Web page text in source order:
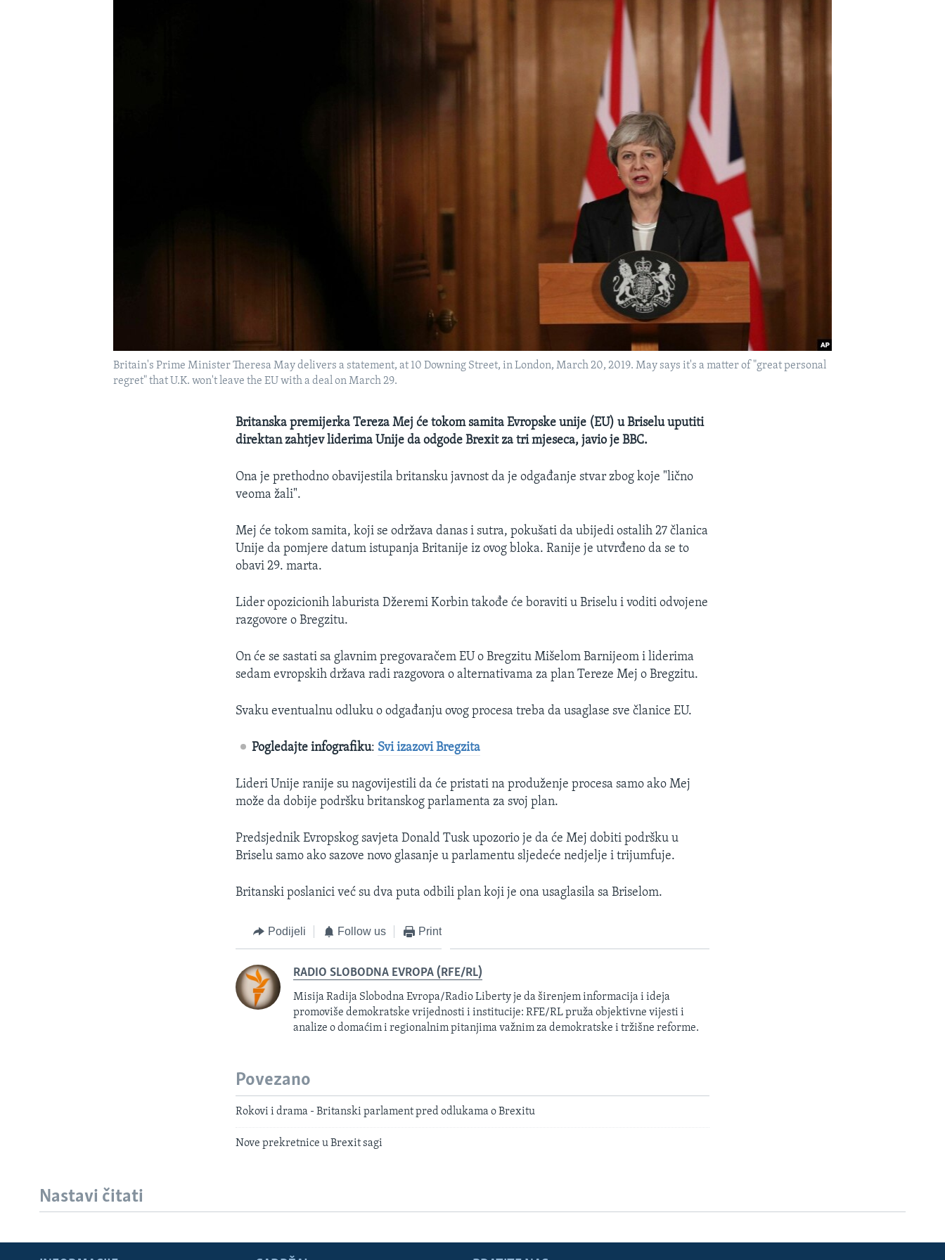
Britain's Prime Minister Theresa May delivers a statement, at 10 Downing Street, in London, March 20, 2019. May says it's a matter of "great personal
regret" that U.K. won't leave the EU with a deal on March 29.
Britanska premijerka Tereza Mej će tokom samita Evropske unije (EU) u Briselu uputiti
direktan zahtjev liderima Unije da odgode Brexit za tri mjeseca, javio je BBC.
Ona je prethodno obavijestila britansku javnost da je odgađanje stvar zbog koje "lično
veoma žali".
Mej će tokom samita, koji se održava danas i sutra, pokušati da ubijedi ostalih 27 članica
Unije da pomjere datum istupanja Britanije iz ovog bloka. Ranije je utvrđeno da se to
obavi 29. marta.
Lider opozicionih laburista Džeremi Korbin takođe će boraviti u Briselu i voditi odvojene
razgovore o Bregzitu.
On će se sastati sa glavnim pregovaračem EU o Bregzitu Mišelom Barnijeom i liderima
sedam evropskih država radi razgovora o alternativama za plan Tereze Mej o Bregzitu.
Svaku eventualnu odluku o odgađanju ovog procesa treba da usaglase sve članice EU.
Pogledajte infografiku: Svi izazovi Bregzita
Lideri Unije ranije su nagovijestili da će pristati na produženje procesa samo ako Mej
može da dobije podršku britanskog parlamenta za svoj plan.
Predsjednik Evropskog savjeta Donald Tusk upozorio je da će Mej dobiti podršku u
Briselu samo ako sazove novo glasanje u parlamentu sljedeće nedjelje i trijumfuje.
Britanski poslanici već su dva puta odbili plan koji je ona usaglasila sa Briselom.
Podijeli Follow us Print
RADIO SLOBODNA EVROPA (RFE/RL)
Misija Radija Slobodna Evropa/Radio Liberty je da širenjem informacija i ideja
promoviše demokratske vrijednosti i institucije: RFE/RL pruža objektivne vijesti i
analize o domaćim i regionalnim pitanjima važnim za demokratske i tržišne reforme.
Povezano
Rokovi i drama - Britanski parlament pred odlukama o Brexitu
Nove prekretnice u Brexit sagi
Nastavi čitati